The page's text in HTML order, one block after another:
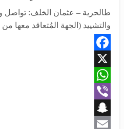
طالحرية – عثمان الخلف: تواصل
والتشييد (الجهة المُتعاقد معها
Facebook
X
WhatsApp
Viber
Snapchat